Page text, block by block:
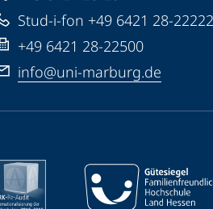
Stud-i-fon +49 6421 28-22222
+49 6421 28-22500
info@uni-marburg.de